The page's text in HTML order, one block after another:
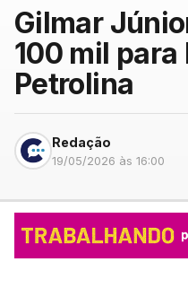
Gilmar
100 mil
Petrolina
Redação
19/05/2026 às 16:00